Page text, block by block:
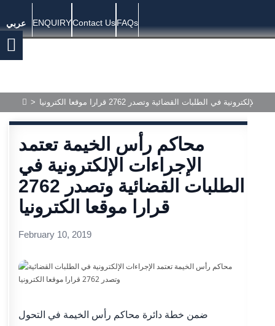
عربي ENQUIRYContact UsFAQs
> في الطلبات القضائية وتصدر 2762 قرارا موقعا الكترونيا
محاكم رأس الخيمة تعتمد
الإجراءات الإلكترونية في
الطلبات القضائية وتصدر 2762
قرارا موقعا الكترونيا
February 10, 2019
ضمن خطة دائرة محاكم رأس الخيمة في التحول